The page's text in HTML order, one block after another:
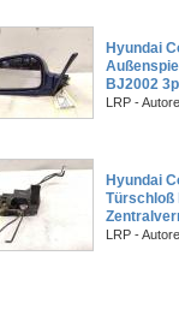
Hyundai
BJ2002
LRP -
Hyundai
Türschloß
LRP -